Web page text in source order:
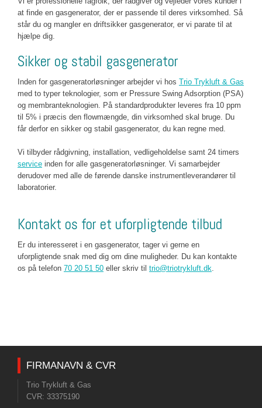
at finde en gasgenerator, der er passende til deres virksomhed. Så
står du og mangler en driftsikker gasgenerator, er vi parate til at
hjælpe dig.​
Sikker og stabil gasgenerator
Inden for gasgeneratorløsninger arbejder vi hos Trio Trykluft & Gas
med to typer teknologier, som er Pressure Swing Adsorption (PSA)
og membranteknologien. På standardprodukter leveres fra 10 ppm
til 5% i præcis den flowmængde, din virksomhed skal bruge. Du
får derfor en sikker og stabil gasgenerator, du kan regne med.
Vi tilbyder rådgivning, installation, vedligeholdelse samt 24 timers
serviceinden for alle gasgeneratorløsninger. Vi samarbejder
derudover med alle de førende danske instrumentleverandører til
laboratorier.​
Kontakt os for et uforpligtende tilbud
Er du interesseret i en gasgenerator, tager vi gerne en
uforpligtende snak med dig om dine muligheder. Du kan kontakte
os på telefon 70 20 51 50eller skriv til trio@triotrykluft.dk
FIRMANAVN & CVR​
Trio Trykluft & Gas
CVR: ​33375190